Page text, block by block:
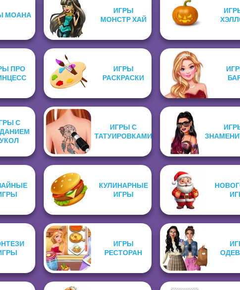
МОАНА
ИГРЫ
МОНСТР ХАЙ
ПРО
ИГРЫ
РАСКРАСКИ
С
ИГРЫ С
ТАТУИРОВКАМИ
КУЛИНАРНЫЕ
ИГРЫ
ИГРЫ
РЕСТОРАН